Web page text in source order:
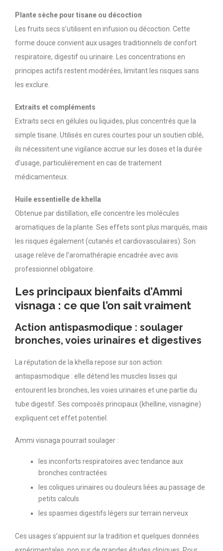
Plante sèche pour tisane ou décoction
Les fruits secs s’utilisent en infusion ou décoction. Cette
forme douce convient aux usages traditionnels de confort
respiratoire, digestif ou urinaire. Les concentrations en
principes actifs restent modérées, limitant les risques sans
les exclure.
Extraits et compléments
Extraits secs en gélules ou liquides, plus concentrés que la
simple tisane. Utilisés en cures courtes pour un soutien ciblé,
ils nécessitent une vigilance accrue sur les doses et la durée
d’usage, particulièrement en cas de traitement
médicamenteux.
Huile essentielle de khella
Obtenue par distillation, elle concentre les molécules
aromatiques de la plante. Ses effets sont plus marqués, mais
les risques également (cutanés et cardiovasculaires). Son
usage relève de l’aromathérapie encadrée avec avis
professionnel obligatoire.
Les principaux bienfaits d’Ammi
visnaga : ce que l’on sait vraiment
Action antispasmodique : soulager
bronches, voies urinaires et digestives
La réputation de la khella repose sur son action
antispasmodique : elle détend les muscles lisses qui
entourent les bronches, les voies urinaires et une partie du
tube digestif. Ses composés principaux (khelline, visnagine)
expliquent cet effet potentiel.
Ammi visnaga pourrait soulager :
les inconforts respiratoires avec tendance aux
bronches contractées
les coliques urinaires ou douleurs liées au passage de
petits calculs
les spasmes digestifs légers sur terrain nerveux
Ces usages s’appuient sur la tradition et quelques données